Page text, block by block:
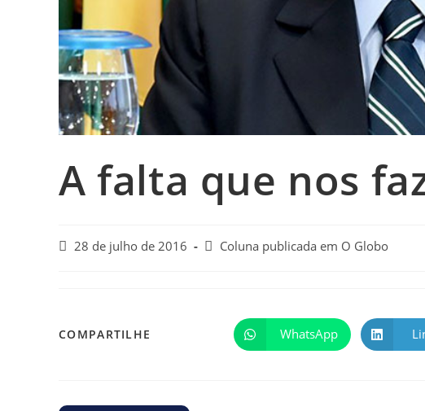
A falta que nos
28 de julho de 2016 Coluna publicada em O Globo
COMPARTILHE WhatsApp